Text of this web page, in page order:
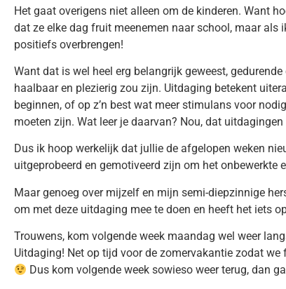
Het gaat overigens niet alleen om de kinderen. Want
dat ze elke dag fruit meenemen naar school, maar
positiefs overbrengen!
Want dat is wel heel erg belangrijk geweest,
haalbaar en plezierig zou zijn. Uitdaging betekent
beginnen, of op z’n best wat meer stimulans voor
moeten zijn. Wat leer je daarvan? Nou, dat
Dus ik hoop werkelijk dat jullie de afgelopen weken
uitgeprobeerd en gemotiveerd zijn om het onbewerkte
Maar genoeg over mijzelf en mijn semi-diepzinnige
om met deze uitdaging mee te doen en heeft het iets
Trouwens, kom volgende week maandag wel weer
Uitdaging! Net op tijd voor de zomervakantie zodat
Dus kom volgende week sowieso weer terug, dan